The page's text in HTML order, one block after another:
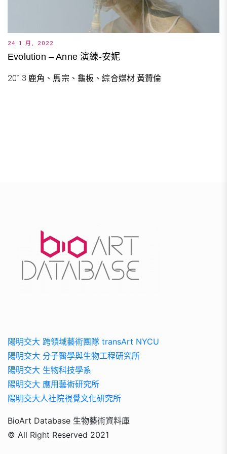
24 1 月, 2022
Evolution – Anne 演練-安妮
2013 鹿角、馬宗、龜板、綜合媒材 黃贊倫
陽明交大 跨領域藝術團隊 transArt NYCU
陽明交大 分子醫學與生物工程研究所
陽明交大 生物科技學系
陽明交大 應用藝術研究所
陽明交大人社院視覺文化研究所
BioArt Database 生物藝術資料庫
© All Right Reserved 2021